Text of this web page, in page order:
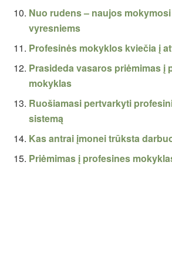
Nuo rudens – naujos
vyresniems
Profesinės mokyklos kviečia į
Prasideda vasaros priėmimas į
mokyklas
Ruošiamasi pertvarkyti
sistemą
Kas antrai įmonei trūksta
Priėmimas į profesines